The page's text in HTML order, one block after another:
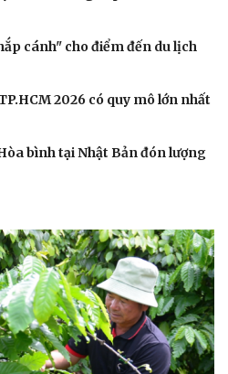
cánh" cho điểm đến du lịch
2026 có quy mô lớn nhất
bình tại Nhật Bản đón lượng